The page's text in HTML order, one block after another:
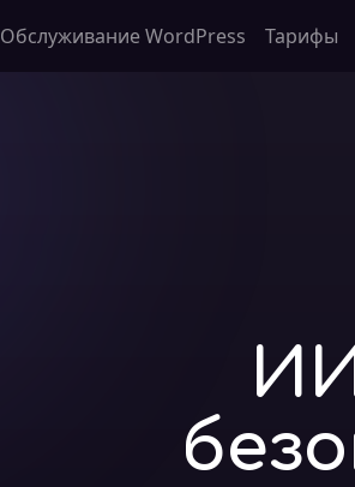
Обслуживание WordPress Тарифы